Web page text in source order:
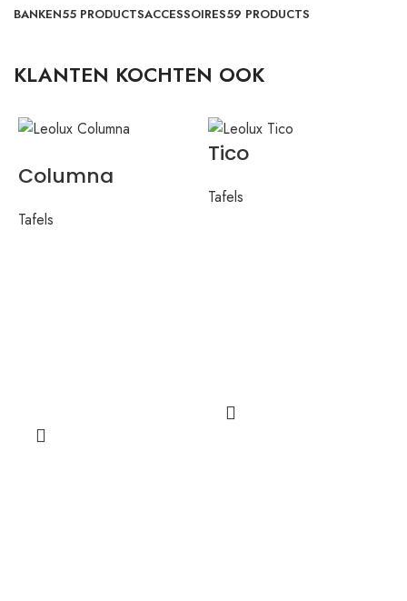
BANKEN55 PRODUCTSACCESSOIRES59 PRODUCTS
KLANTEN KOCHTEN OOK
Columna
Tafels
Tico
Tafels